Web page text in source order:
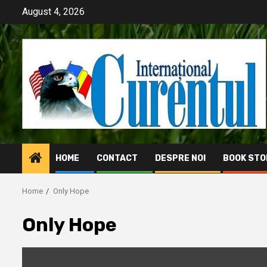
content
August 4, 2026
HOME CONTACT DESPRE NOI BOOK
Home Only Hope
Only Hope